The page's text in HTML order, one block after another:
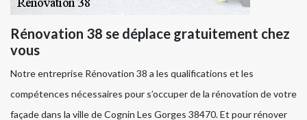
Rénovation 38 se déplace gratuitement chez
vous
Notre entreprise Rénovation 38 a les qualifications et les
compétences nécessaires pour s’occuper de la rénovation de votre
façade dans la ville de Cognin Les Gorges 38470. Et pour rénover